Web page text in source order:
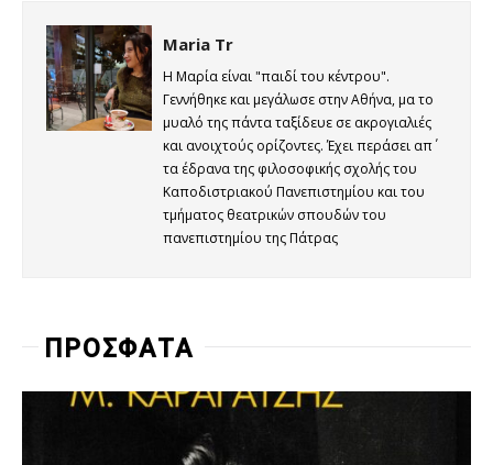
Maria Tr
Η Μαρία είναι "παιδί του κέντρου".
Γεννήθηκε και μεγάλωσε στην Αθήνα, μα το
μυαλό της πάντα ταξίδευε σε ακρογιαλιές
και ανοιχτούς ορίζοντες. Έχει περάσει απ΄
τα έδρανα της φιλοσοφικής σχολής του
Καποδιστριακού Πανεπιστημίου και του
τμήματος θεατρικών σπουδών του
πανεπιστημίου της Πάτρας
ΠΡΟΣΦΑΤΑ